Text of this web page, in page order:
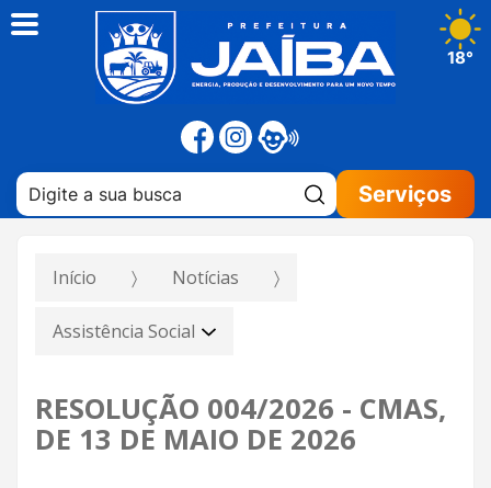
Pesquisar:
Serviços
18°
Início Notícias
Assistência Social
RESOLUÇÃO 004/2026 - CMAS,
DE 13 DE MAIO DE 2026